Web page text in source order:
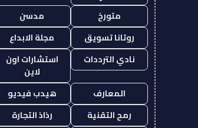
متورخ
مدسن
روتانا تسويق
مجلة الابداع
نادي الترددات
استشارات اون
لاين
المعارف
هيدب فيديو
رمح التقنية
رذاذ التجارة